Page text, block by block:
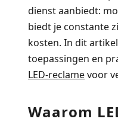
dienst aanbiedt:
biedt je constante
kosten. In dit
toepassingen en
LED-reclamevoor
Waarom